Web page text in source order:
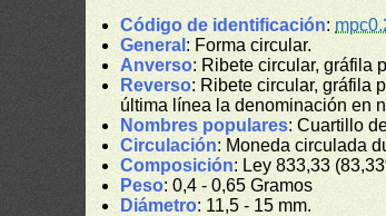
Código de identificación:
General : Forma circular.
Anverso: Ribete circular, gráfila
Reverso: Ribete circular, gráfila
última línea la denominación en
Nombres populares: Cuartillo
Circulación: Moneda circulada
Composición: Ley 833,33
Peso: 0,4 - 0,65 Gramos
Diámetro: 11,5 - 15 mm.